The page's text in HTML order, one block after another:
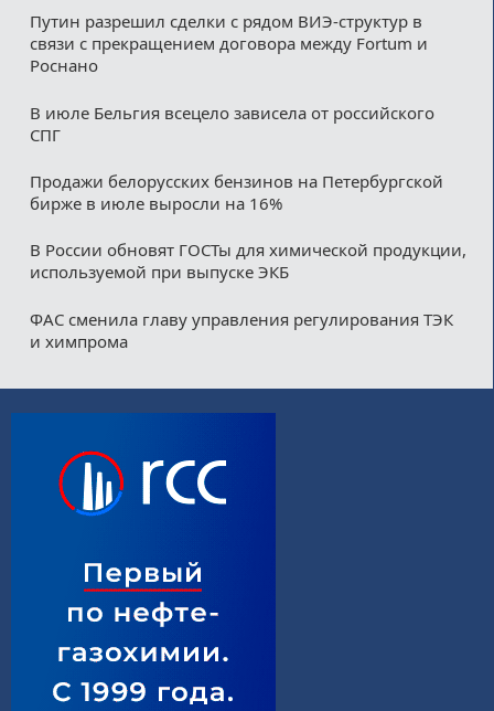
Путин разрешил сделки с рядом ВИЭ-структур в
связи с прекращением договора между Fortum и
Роснано
В июле Бельгия всецело зависела от российского
СПГ
Продажи белорусских бензинов на Петербургской
бирже в июле выросли на 16%
В России обновят ГОСТы для химической продукции,
используемой при выпуске ЭКБ
ФАС сменила главу управления регулирования ТЭК
и химпрома